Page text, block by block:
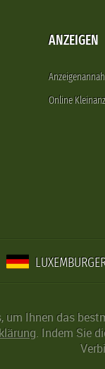
ANZEIGEN
Online
um Ihnen das
. Indem Sie